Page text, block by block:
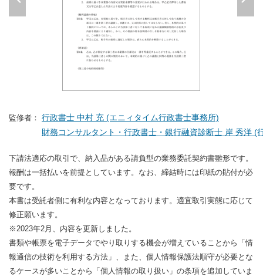
監修者： 行政書士 中村 充 (エニィタイム行政書士事務所)
財務コンサルタント・行政書士・銀行融資診断士 岸 秀洋 (
下請法適応の取引で、納入品がある請負型の業務委託契約書雛形です。
報酬は一括払いを前提としています。なお、締結時には印紙の貼付が必
要です。
本書は受託者側に有利な内容となっております。適宜取引実態に応じて
修正願います。
※2023年2月、内容を更新しました。
書類や帳票を電子データでやり取りする機会が増えていることから「情
報通信の技術を利用する方法」、また、個人情報保護法順守が必要とな
るケースが多いことから「個人情報の取り扱い」の条項を追加していま